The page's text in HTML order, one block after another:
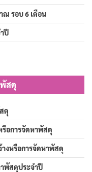
ณ รอบ 6 เดือน
ปี
สดุ
ดุ
รือการจัดหาพัสดุ
งหรือการจัดหาพัสดุ
พัสดุประจำปี